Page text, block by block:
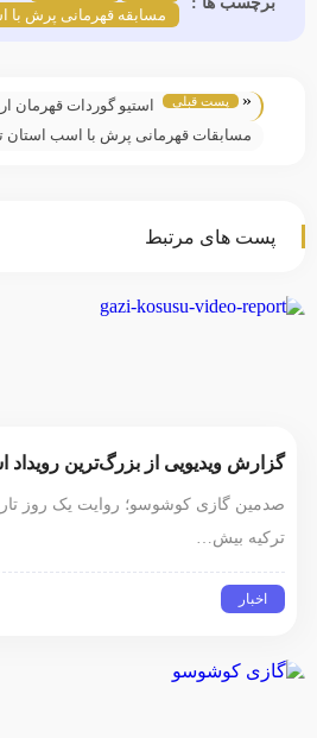
مسابقه قهرمانی پرش با
« پست قبلی
استیو گوردات قهرمان اروپا ۲۰۲۳
مسابقات قهرمانی پرش با اسب استان
پست های مرتبط
گزارش ویدیویی از بزرگ‌ترین رویداد
صدمین گازی کوشوسو؛ روایت یک روز
ترکیه بیش…
اخبار